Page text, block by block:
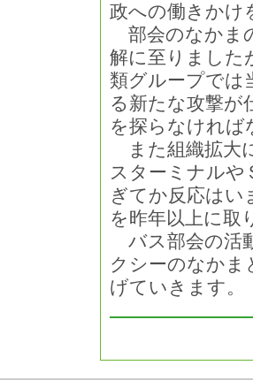
政への働きかけ
部会のなかま
解に至りました
類グループでは
る新たな攻撃が
を探らなければ
また組織拡大
スターミナルや
ぎてか反応はい
を昨年以上に取
バス部会の活
クシーのなかま
げていきます。